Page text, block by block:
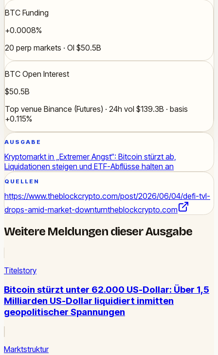
BTC Funding
+0.0008%
20 perp markets · OI $50.5B
BTC Open Interest
$50.5B
Top venue Binance (Futures) · 24h vol $139.3B · basis
+0.115%
AUSGABE
Kryptomarkt in „Extremer Angst“: Bitcoin stürzt ab,
Liquidationen steigen und ETF-Abflüsse halten an
QUELLEN
https://www.theblockcrypto.com/post/2026/06/04/defi-tvl-
drops-amid-market-downturntheblockcrypto.com
Weitere Meldungen dieser Ausgabe
Titelstory
Bitcoin stürzt unter 62.000 US-Dollar: Über 1,5
Milliarden US-Dollar liquidiert inmitten
geopolitischer Spannungen
Marktstruktur